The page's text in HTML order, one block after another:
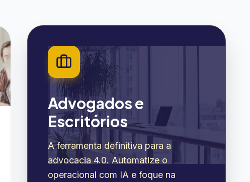
Advogados e
Escritórios
A ferramenta definitiva para a
advocacia 4.0. Automatize o
operacional com IA e foque na